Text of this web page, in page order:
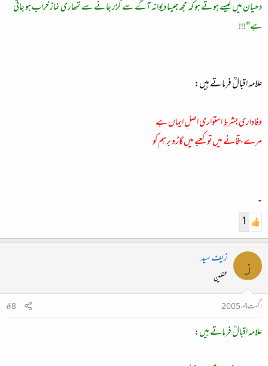
دھیان میں کیسے ہوتے ہو کہ مجھ جیسا دیوانہ آگے سے گزر جانے سے تمھاری نماز خراب ہو جاتی
ہے"!!!
علامہ اقبالؒ فرماتے ہیں:
وفاداری بشرطِ استواری اصلِ ایماں ہے
مرے بتخانے میں تو کعبے میں گاڑو برہم کو
۔
1
ز زیف سید
محفلین
اگست 4، 2005
#8
علامہ اقبالؒ فرماتے ہیں: